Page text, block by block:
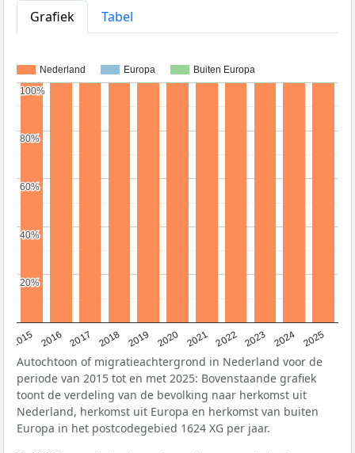
Grafiek
Tabel
Nederland Europa Buiten Europa
2015 2016 2017 2018 2019 2020 2021 2022 2023 2024 2025
20%
20%
40%
40%
60%
60%
80%
80%
100%
100%
Autochtoon of migratieachtergrond in Nederland voor de
periode van 2015 tot en met 2025: Bovenstaande grafiek
toont de verdeling van de bevolking naar herkomst uit
Nederland, herkomst uit Europa en herkomst van buiten
Europa in het postcodegebied 1624 XG per jaar.